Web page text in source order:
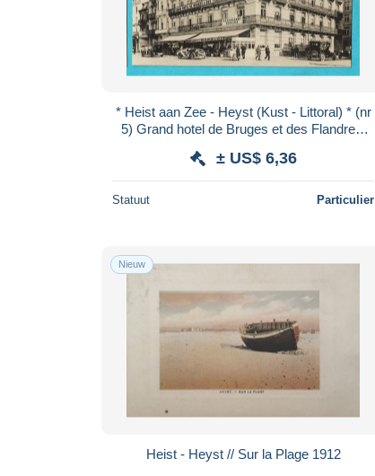
* Heist aan Zee - Heyst (Kust - Littoral) * (nr
5) Grand hotel de Bruges et des Flandres,
± US$ 6,36
Statuut Particulier
Nieuw
Heist - Heyst // Sur la Plage 1912